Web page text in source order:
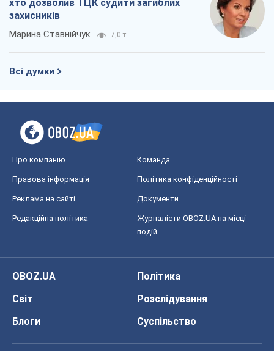
хто дозволив ТЦК судити загиблих
захисників
Марина Ставнійчук 7,0 т.
Всі думки
Про компанію Команда
Правова інформація Політика конфіденційності
Реклама на сайті Документи
Редакційна політика
Журналісти OBOZ.UA на місці
подій
OBOZ.UA
Політика
Світ
Розслідування
Блоги
Суспільство